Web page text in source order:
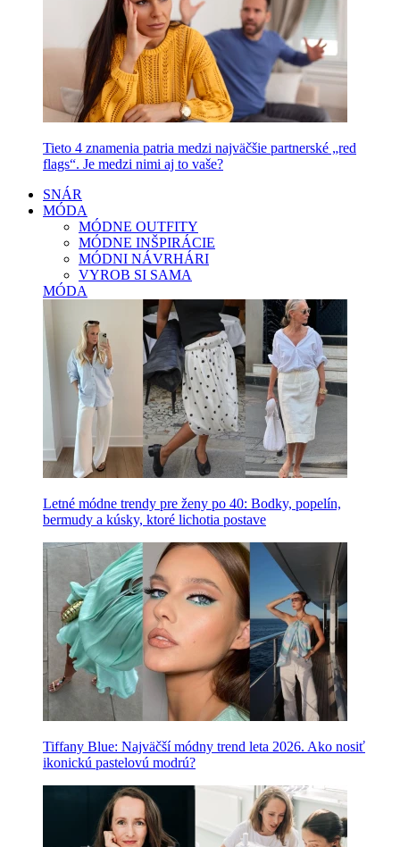
Tieto 4 znamenia patria medzi najväčšie partnerské „red
flags“. Je medzi nimi aj to vaše?
SNÁR
MÓDA
MÓDNE OUTFITY
MÓDNE INŠPIRÁCIE
MÓDNI NÁVRHÁRI
VYROB SI SAMA
MÓDA
Letné módne trendy pre ženy po 40: Bodky, popelín,
bermudy a kúsky, ktoré lichotia postave
Tiffany Blue: Najväčší módny trend leta 2026. Ako nosiť
ikonickú pastelovú modrú?